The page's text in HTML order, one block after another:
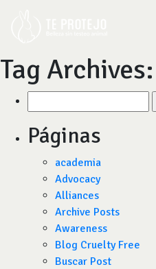
Tag Archives:
por:
Páginas
academia
Advocacy
Alliances
Archive Posts
Awareness
Blog Cruelty Free
Buscar Post